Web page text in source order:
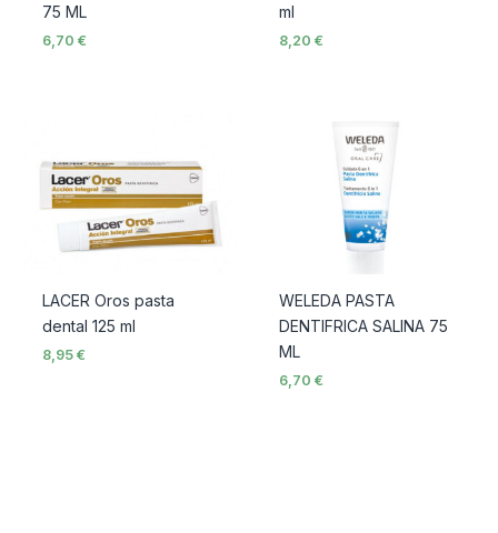
75 ML
6,70€
ml
8,20 €
LACER Oros pasta
dental 125 ml
8,95€
WELEDA PASTA
DENTIFRICA SALINA 75
ML
6,70 €